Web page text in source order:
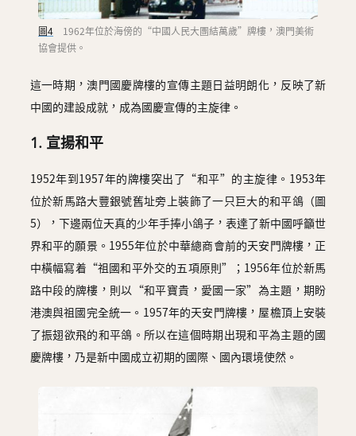
圖4 1962年位於海傍的“中國人民大團結萬歲”牌樓，澳門美術
協會提供。
這一時期，澳門國慶牌樓的宣傳主題日益明朗化，反映了新
中國的建設成就，成為國慶宣傳的主旋律。
1. 宣揚和平
1952年到1957年的牌樓突出了“和平”的主旋律。1953年
位於新馬路大豐銀號舊址旁上裝飾了一只巨大的和平鴿（圖
5），下邊兩位天真的少年手捧小鴿子，表達了新中國呼籲世
界和平的願景。1955年位於中華總商會前的天安門牌樓，正
中橫幅寫着“祖國和平外交的五項原則”；1956年位於新馬
路中段的牌樓，則以“和平寶貴，愛國一家”為主題，期盼
港澳與祖國完全統一。1957年的天安門牌樓，屋檐頂上安裝
了振翅欲飛的和平鴿。所以在這個時期出現和平為主題的國
慶牌樓，乃是新中國成立初期的國際、國內環境使然。